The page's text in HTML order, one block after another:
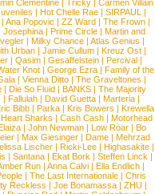
Clementine| Tricky| Carmen Villain
| Hot Chelle Rae| SIRPAUL
|
| Ana Popovic | ZZ Ward | The Frown |
Josephina | Prime Circle | Martin and
| Milky Chance | Atlas Genius |
Urban | Jamie Cullum | Kreuz Ost |
| Qasim | Gesaffelstein | Percival |
Knot | George Ezra | Family of the
| Vienna Ditto| The Graveltones |
| Die So Fluid | BANKS | The Majority
| Fallulah | David Guetta | Marteria |
Bibb| Parka| Kris Bowers | Krewella
Heart Sharks | Cash Cash| Motorhead
| John Newman | Low Roar | Bo
| Max Giesinger | Dame | Mehrzad
Lischer | Ricki-Lee | Highasakite |
| Santana | Ekat Bork | Steffen Linck |
Run | Anna Calvi | Ella Endlich |
| The Last Internationale| Chris
Reckless | Joe Bonamassa| ZHU|